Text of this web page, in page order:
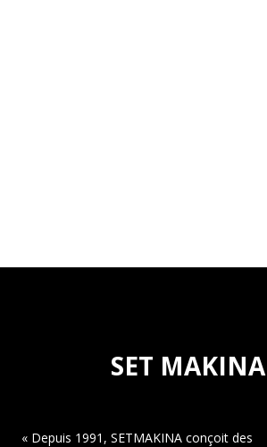
SET MAKINA
« Depuis 1991, SETMAKINA conçoit des